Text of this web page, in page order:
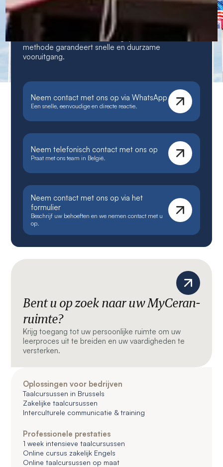
CERAN — Talencentra en
immersieve cursussen
Onze unieke, immersieve en gepersonaliseerde
methode garandeert snelle en duurzame
vooruitgang.
Neem contact met ons op via WhatsApp
Een snelle, eenvoudige en directe reactie.
Neem telefonisch contact met ons op
Praat met ons team in België.
Neem contact met ons op via het
formulier
Beschrijf uw behoeften en we nemen contact met u
op.
Bent u op zoek naar uw MyCeran-
ruimte?
Krijg toegang tot uw persoonlijke ruimte om uw
leerproces uit te breiden en uw vaardigheden te
versterken.
Oplossingen voor bedrijven
Taalcursussen in Brussels
Zakelijke taalcursussen
Interculturele communicatie & training
Professionele prestaties
1 week intensieve taalcursussen
Online cursus zakelijk Engels
Online taalcursussen op maat